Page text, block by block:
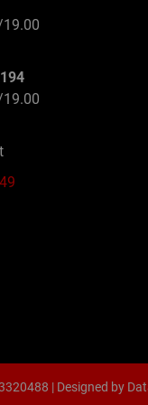
| Designed by